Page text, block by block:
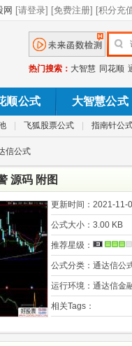
热门搜索： 大智慧 同花顺
顺公式 大智慧公式
飞狐股票公式 指南针公
信公式
源码 附图
更新时间： 2021-11-
公式大小： 3.00 KB
推荐星级：
公式分类： 通达信公
运行环境： 通达信金
相关Tags：